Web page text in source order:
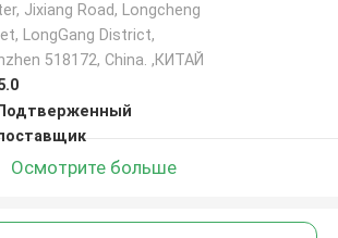
Jixiang Road, Longcheng
LongGang District,
518172, China. ,КИТАЙ
Подтверженный
Осмотрите больше